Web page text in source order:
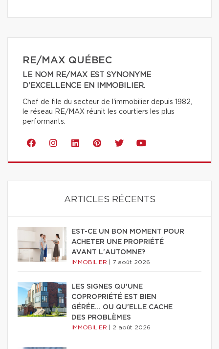
RE/MAX QUÉBEC
LE NOM RE/MAX EST SYNONYME
D'EXCELLENCE EN IMMOBILIER.
Chef de file du secteur de l'immobilier depuis 1982,
le réseau RE/MAX réunit les courtiers les plus
performants.
ARTICLES RÉCENTS
EST-CE UN BON MOMENT POUR
ACHETER UNE PROPRIÉTÉ
AVANT L'AUTOMNE?
IMMOBILIER 7 août 2026
LES SIGNES QU'UNE
COPROPRIÉTÉ EST BIEN
GÉRÉE… OU QU'ELLE CACHE
DES PROBLÈMES
IMMOBILIER 2 août 2026